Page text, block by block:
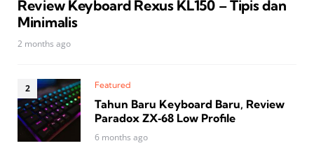
Review Keyboard Rexus KL150 – Tipis dan
Minimalis
2 months ago
Featured
Tahun Baru Keyboard Baru, Review
Paradox ZX‑68 Low Profile
6 months ago